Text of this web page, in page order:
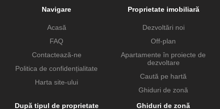
Navigare
Acasă
FAQ
Contactează-ne
Politica de confidențialitate
Harta site-ului
Proprietate imobiliară
Dezvoltări noi
Off-plan
Apartamente în proiecte de
dezvoltare
Caută pe hartă
Ghiduri de zonă
După tipul de proprietate
Ghiduri de zonă